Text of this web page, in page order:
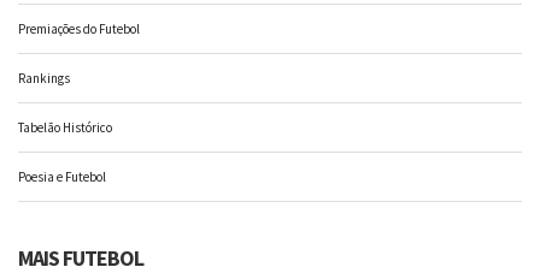
Premiações do Futebol
Rankings
Tabelão Histórico
Poesia e Futebol
MAIS FUTEBOL